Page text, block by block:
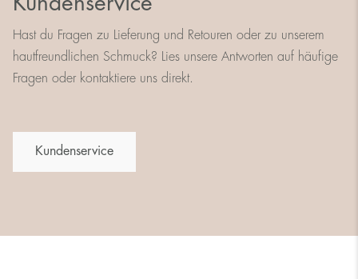
Hast du Fragen zu Lieferung und Retouren oder zu unserem
hautfreundlichen Schmuck? Lies unsere Antworten auf häufige
Fragen oder kontaktiere uns direkt.
Kundenservice